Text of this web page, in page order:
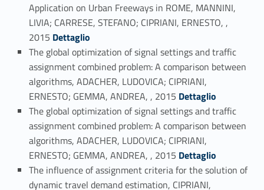
Application on Urban Freeways in ROME, MANNINI,
LIVIA; CARRESE, STEFANO; CIPRIANI, ERNESTO, ,
2015Link identifier #identifier_person_48450-22Dettaglio
The global optimization of signal settings and traffic
assignment combined problem: A comparison between
algorithms, ADACHER, LUDOVICA; CIPRIANI,
ERNESTO; GEMMA, ANDREA, , 2015 Link identifier #identifier_person_82232-23
Dettaglio
The global optimization of signal settings and traffic
assignment combined problem: A comparison between
algorithms, ADACHER, LUDOVICA; CIPRIANI,
ERNESTO; GEMMA, ANDREA, , 2015 Link identifier #identifier_person_65588-24
Dettaglio
The influence of assignment criteria for the solution of
dynamic travel demand estimation, CIPRIANI,